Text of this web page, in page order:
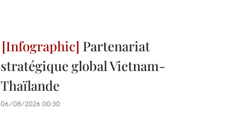
Partenariat
stratégique global Vietnam-
Thaïlande
06/08/2026 00:30